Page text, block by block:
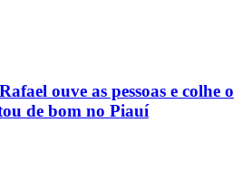
ouve as pessoas e colhe o
de bom no Piauí